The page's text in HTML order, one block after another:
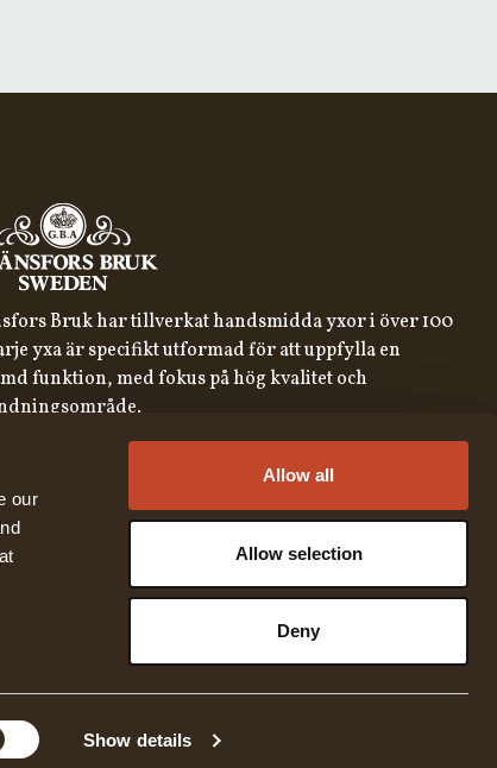
our
Show details
Allow all
Allow selection
Deny
Bruk har tillverkat handsmidda yxor i över 100
yxa är specifikt utformad för att uppfylla en
funktion, med fokus på hög kvalitet och
DIG TILL VÅRT NYHETSBREV
REGISTRERA
att anmäla dig till vårt nyhetsbrev samtycker du till
integritetspolicy
United States
Austria
Canada
Croatia
Czech Republic
2026 Gränsfors Bruk